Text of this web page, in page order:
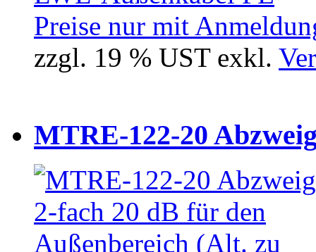
Preise nur mit
zzgl. 19 % UST exkl.
MTRE-122-20